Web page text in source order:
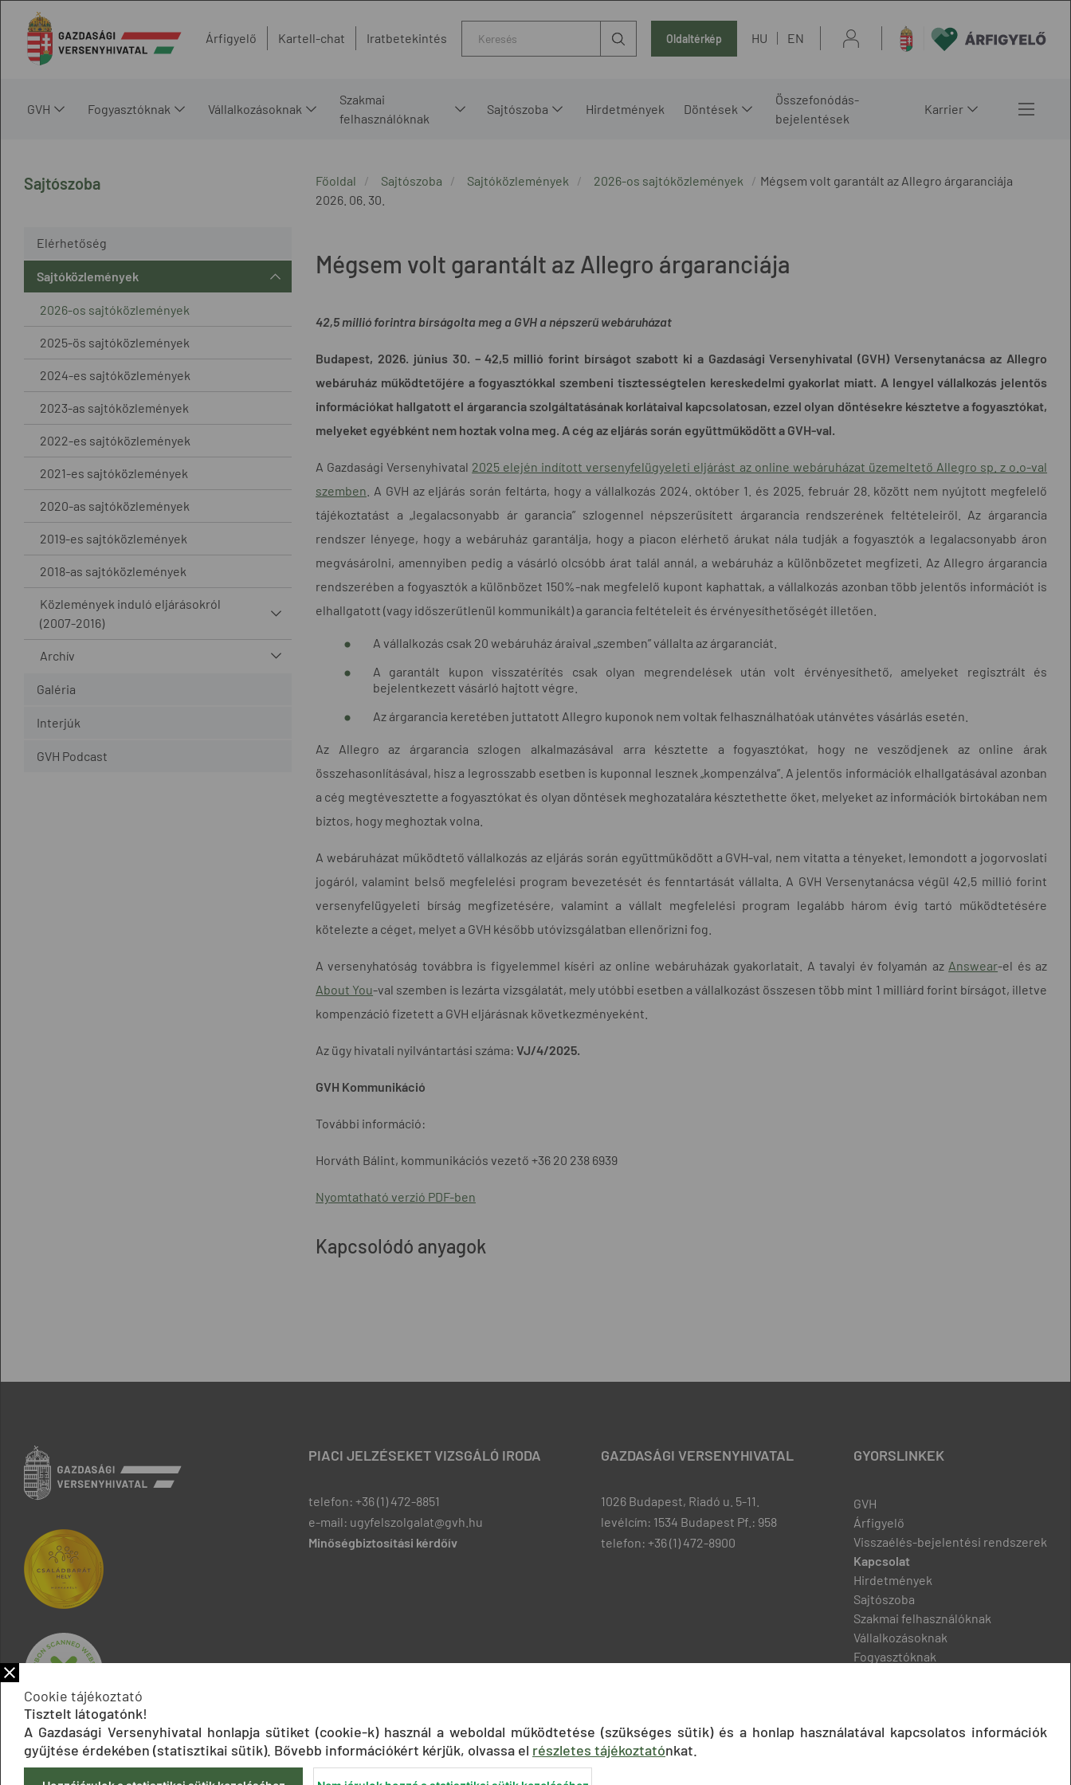
Árfigyelő Kartell-chat Iratbetekintés Oldaltérkép HU EN
GVH Fogyasztóknak Vállalkozásoknak
Szakmai
felhasználóknak
Sajtószoba Hirdetmények Döntések
Összefonódás-
bejelentések
Karrier
Sajtószoba
Elérhetőség
Sajtóközlemények
2026-os sajtóközlemények
2025-ös sajtóközlemények
2024-es sajtóközlemények
2023-as sajtóközlemények
2022-es sajtóközlemények
2021-es sajtóközlemények
2020-as sajtóközlemények
2019-es sajtóközlemények
2018-as sajtóközlemények
Közlemények induló eljárásokról
(2007-2016)
Archív
Galéria
Interjúk
GVH Podcast
Főoldal Sajtószoba Sajtóközlemények 2026-os sajtóközlemények
Mégsem volt garantált az Allegro árgaranciája
2026. 06. 30.
Mégsem volt garantált az Allegro árgaranciája
42,5 millió forintra bírságolta meg a GVH a népszerű webáruházat
Budapest, 2026. június 30. – 42,5 millió forint bírságot szabott ki a Gazdasági Versenyhivatal (GVH) Versenytanácsa az Allegro
webáruház működtetőjére a fogyasztókkal szembeni tisztességtelen kereskedelmi gyakorlat miatt. A lengyel vállalkozás jelentős
információkat hallgatott el árgarancia szolgáltatásának korlátaival kapcsolatosan, ezzel olyan döntésekre késztetve a fogyasztókat,
melyeket egyébként nem hoztak volna meg. A cég az eljárás során együttműködött a GVH-val.
A Gazdasági Versenyhivatal 2025 elején indított versenyfelügyeleti eljárást az online webáruházat üzemeltető Allegro sp. z o.o-val
szemben . A GVH az eljárás során feltárta, hogy a vállalkozás 2024. október 1. és 2025. február 28. között nem nyújtott megfelelő
tájékoztatást a „legalacsonyabb ár garancia” szlogennel népszerűsített árgarancia rendszerének feltételeiről. Az árgarancia
rendszer lényege, hogy a webáruház garantálja, hogy a piacon elérhető árukat nála tudják a fogyasztók a legalacsonyabb áron
megvásárolni, amennyiben pedig a vásárló olcsóbb árat talál annál, a webáruház a különbözetet megfizeti. Az Allegro árgarancia
rendszerében a fogyasztók a különbözet 150%-nak megfelelő kupont kaphattak, a vállalkozás azonban több jelentős információt is
elhallgatott (vagy időszerűtlenül kommunikált) a garancia feltételeit és érvényesíthetőségét illetően.
A vállalkozás csak 20 webáruház áraival „szemben” vállalta az árgaranciát.
A garantált kupon visszatérítés csak olyan megrendelések után volt érvényesíthető, amelyeket regisztrált és
bejelentkezett vásárló hajtott végre.
Az árgarancia keretében juttatott Allegro kuponok nem voltak felhasználhatóak utánvétes vásárlás esetén.
Az Allegro az árgarancia szlogen alkalmazásával arra késztette a fogyasztókat, hogy ne vesződjenek az online árak
összehasonlításával, hisz a legrosszabb esetben is kuponnal lesznek „kompenzálva”. A jelentős információk elhallgatásával azonban
a cég megtévesztette a fogyasztókat és olyan döntések meghozatalára késztethette őket, melyeket az információk birtokában nem
biztos, hogy meghoztak volna.
A webáruházat működtető vállalkozás az eljárás során együttműködött a GVH-val, nem vitatta a tényeket, lemondott a jogorvoslati
jogáról, valamint belső megfelelési program bevezetését és fenntartását vállalta. A GVH Versenytanácsa végül 42,5 millió forint
versenyfelügyeleti bírság megfizetésére, valamint a vállalt megfelelési program legalább három évig tartó működtetésére
kötelezte a céget, melyet a GVH később utóvizsgálatban ellenőrizni fog.
A versenyhatóság továbbra is figyelemmel kíséri az online webáruházak gyakorlatait. A tavalyi év folyamán az Answear-el és az
About You-val szemben is lezárta vizsgálatát, mely utóbbi esetben a vállalkozást összesen több mint 1 milliárd forint bírságot, illetve
kompenzáció fizetett a GVH eljárásnak következményeként.
Az ügy hivatali nyilvántartási száma: VJ/4/2025.
GVH Kommunikáció
További információ:
Horváth Bálint, kommunikációs vezető +36 20 238 6939
Nyomtatható verzió PDF-ben
Kapcsolódó anyagok
PIACI JELZÉSEKET VIZSGÁLÓ IRODA
telefon: +36 (1) 472-8851
e-mail: ugyfelszolgalat@gvh.hu
Minőségbiztosítási kérdőív
GAZDASÁGI VERSENYHIVATAL
1026 Budapest, Riadó u. 5-11.
levélcím: 1534 Budapest Pf.: 958
telefon: +36 (1) 472-8900
GYORSLINKEK
GVH
Árfigyelő
Visszaélés-bejelentési rendszerek
Kapcsolat
Hirdetmények
Sajtószoba
Szakmai felhasználóknak
Vállalkozásoknak
Fogyasztóknak
Cookie tájékoztató
Tisztelt látogatónk!
A Gazdasági Versenyhivatal honlapja sütiket (cookie-k) használ a weboldal működtetése (szükséges sütik) és a honlap használatával kapcsolatos információk
gyűjtése érdekében (statisztikai sütik). Bővebb információkért kérjük, olvassa el részletes tájékoztatónkat.